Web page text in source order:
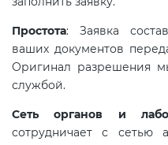
Простота: Заявка
ваших документов
Оригинал разрешения
службой.
Сеть органов и
сотрудничает с сетью
Декларирование
электромагнитной
совместимости (ТР ТС
Сертификация детских
(ТР ТС 007)